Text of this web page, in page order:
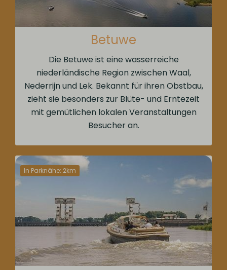
Betuwe
Die Betuwe ist eine wasserreiche
niederländische Region zwischen Waal,
Nederrijn und Lek. Bekannt für ihren Obstbau,
zieht sie besonders zur Blüte- und Erntezeit
mit gemütlichen lokalen Veranstaltungen
Besucher an.
In Parknähe: 2km